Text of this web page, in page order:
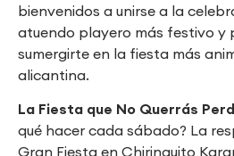
bienvenidos a unirse a la
atuendo playero más festivo y
sumergirte en la fiesta más
alicantina.
La Fiesta que No Querrás
qué hacer cada sábado? La
Gran Fiesta en Chiringuito